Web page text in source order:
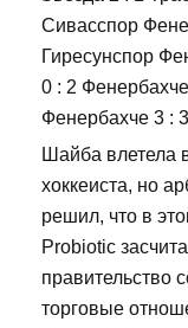
Сивасспор
Гиресунспор
0 : 2
Фенербахче 3 :
Шайба влетела
хоккеиста, но
решил, что в
Probiotic
правительство
торговые